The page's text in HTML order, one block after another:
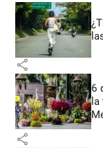
share
6
share